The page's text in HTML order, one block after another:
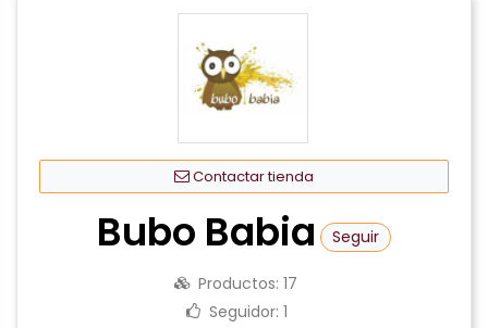
Contactar tienda
Bubo Babia Seguir
Productos: 17
Seguidor: 1